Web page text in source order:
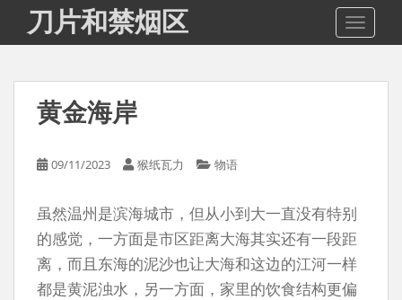
i
刀片和禁烟区
黄金海岸
09/11/2023 猴纸瓦力 物语
虽然温州是滨海城市，但从小到大一直没有特别
的感觉，一方面是市区距离大海其实还有一段距
离，而且东海的泥沙也让大海和这边的江河一样
都是黄泥浊水，另一方面，家里的饮食结构更偏